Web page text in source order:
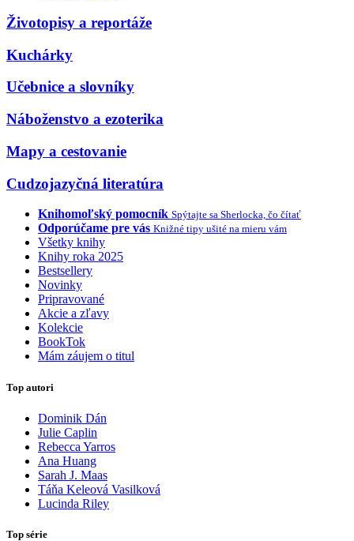
Životopisy a reportáže
Kuchárky
Učebnice a slovníky
Náboženstvo a ezoterika
Mapy a cestovanie
Cudzojazyčná literatúra
Knihomoľský pomocník Spýtajte sa Sherlocka, čo čítať
Odporúčame pre vás Knižné tipy ušité na mieru vám
Všetky knihy
Knihy roka 2025
Bestsellery
Novinky
Pripravované
Akcie a zľavy
Kolekcie
BookTok
Mám záujem o titul
Top autori
Dominik Dán
Julie Caplin
Rebecca Yarros
Ana Huang
Sarah J. Maas
Táňa Keleová Vasilková
Lucinda Riley
Top série